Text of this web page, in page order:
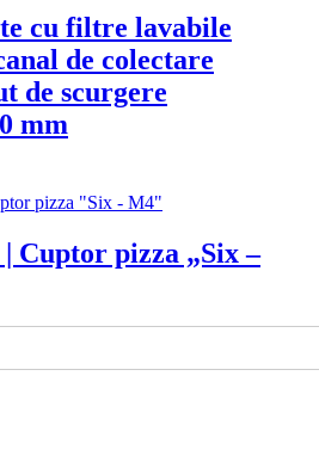
cu filtre lavabile
de colectare
de scurgere
mm
| Cuptor pizza „Six –